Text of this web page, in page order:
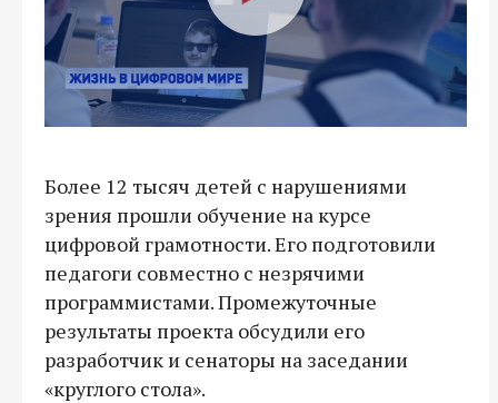
Более 12 тысяч детей с нарушениями
зрения прошли обучение на курсе
цифровой грамотности. Его подготовили
педагоги совместно с незрячими
программистами. Промежуточные
результаты проекта обсудили его
разработчик и сенаторы на заседании
«круглого стола».